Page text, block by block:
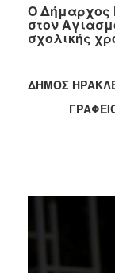
2022
2021
2015
2011
Ο Δήμαρχος
στον
σχολικής
ΔΗΜΟΣ
ΓΡΑΦΕΙΟ